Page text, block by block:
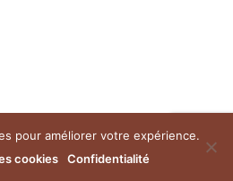
pour améliorer votre expérience.
cookies Confidentialité